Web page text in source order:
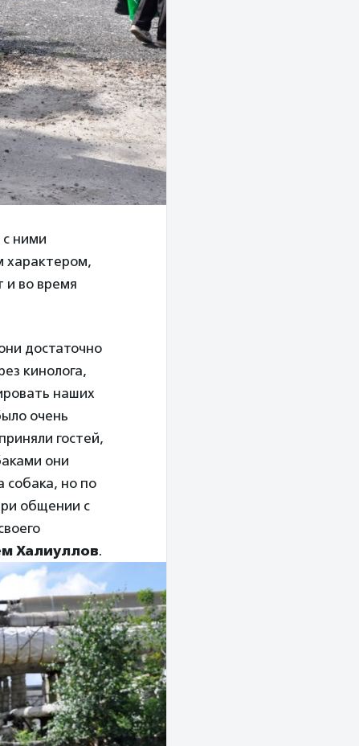
ними
характером,
и во время
достаточно
кинолога,
наших
очень
гостей,
они
собака, но по
общении с
Халиуллов.